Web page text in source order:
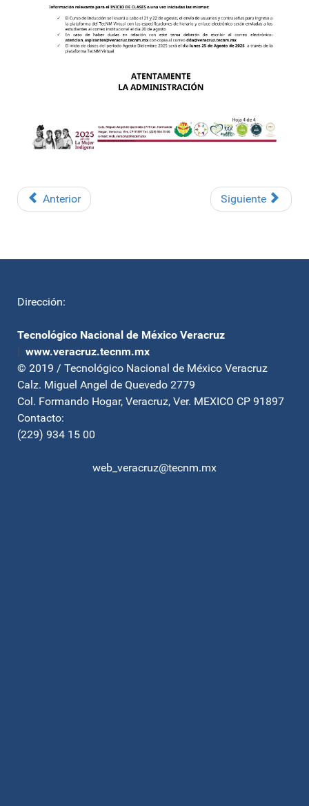
Anterior Siguiente
Dirección:
Tecnológico Nacional de México Veracruz
| www.veracruz.tecnm.mx
© 2019 / Tecnológico Nacional de México Veracruz
Calz. Miguel Angel de Quevedo 2779
Col. Formando Hogar, Veracruz, Ver. MEXICO CP 91897
Contacto:
(229) 934 15 00
web_veracruz@tecnm.mx